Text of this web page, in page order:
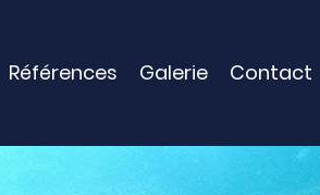
Références Galerie Contact